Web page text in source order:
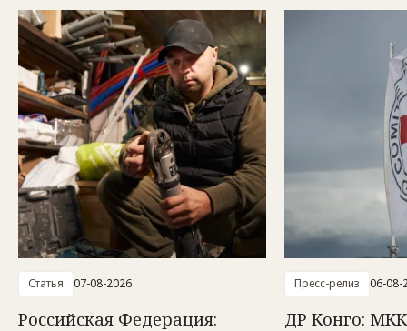
Статья 07-08-2026
Российская Федерация:
Пресс-релиз 06-08-
ДР Конго: